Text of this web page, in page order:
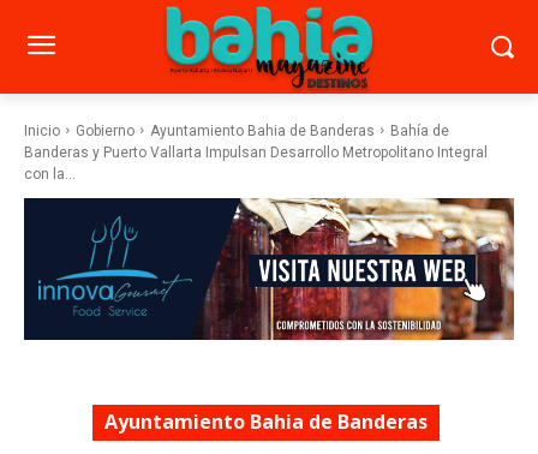
Inicio Gobierno Ayuntamiento Bahia de Banderas
Bahía de
Banderas y Puerto Vallarta Impulsan Desarrollo Metropolitano Integral
con la...
Ayuntamiento Bahia de Banderas